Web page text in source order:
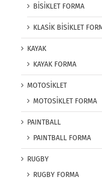
BİSİKLET FORMA
KLASİK BİSİKLET
KAYAK
KAYAK FORMA
MOTOSİKLET
MOTOSİKLET FORMA
PAINTBALL
PAINTBALL FORMA
RUGBY
RUGBY FORMA